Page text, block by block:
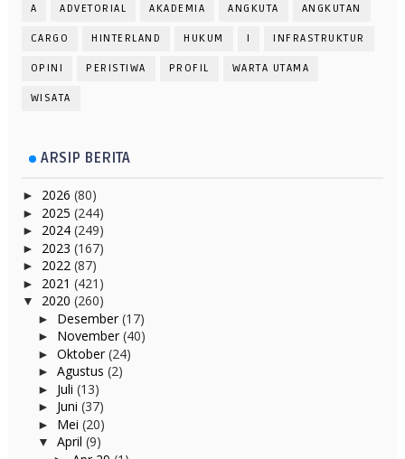
A ADVETORIAL AKADEMIA ANGKUTA ANGKUTAN
CARGO HINTERLAND HUKUM I INFRASTRUKTUR
OPINI PERISTIWA PROFIL WARTA UTAMA
WISATA
ARSIP BERITA
► 2026 (80)
► 2025 (244)
► 2024 (249)
► 2023 (167)
► 2022 (87)
► 2021 (421)
▼ 2020 (260)
► Desember(17)
► November(40)
► Oktober(24)
► Agustus (2)
► Juli (13)
► Juni (37)
► Mei (20)
▼ April (9)